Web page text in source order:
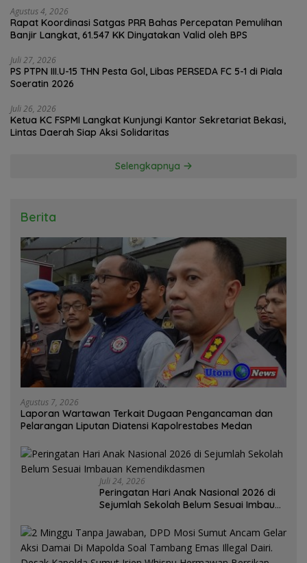
Agustus 4, 2026
Rapat Koordinasi Satgas PRR Bahas Percepatan Pemulihan
Banjir Langkat, 61.547 KK Dinyatakan Valid oleh BPS
Juli 27, 2026
PS PTPN III.U-15 THN Pesta Gol, Libas PERSEDA FC 5-1 di Piala
Soeratin 2026
Juli 26, 2026
Ketua KC FSPMI Langkat Kunjungi Kantor Sekretariat Bekasi,
Lintas Daerah Siap Aksi Solidaritas
Selengkapnya
Berita
Agustus 7, 2026
Laporan Wartawan Terkait Dugaan Pengancaman dan
Pelarangan Liputan Diatensi Kapolrestabes Medan
Juli 24, 2026
Peringatan Hari Anak Nasional 2026 di
Sejumlah Sekolah Belum Sesuai Imbauan